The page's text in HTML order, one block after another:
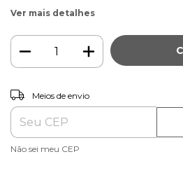
Ver mais detalhes
Entregas para o CEP:
Meios de envio
Não sei meu CEP